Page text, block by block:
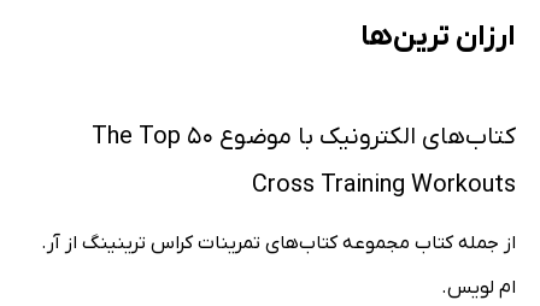
ارزان ترین‌ها
کتاب‌های الکترونیک با موضوع The Top 50
Cross Training Workouts
از جمله کتاب مجموعه کتاب‌های تمرینات کراس ترینینگ از آر.
ام لویس.